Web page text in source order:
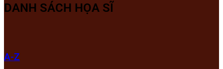
DANH SÁCH HỌA SĨ
A-Z